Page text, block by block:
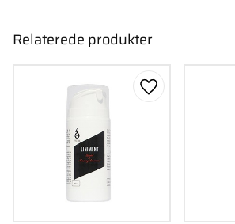
Relaterede produkter
Gem som favorit